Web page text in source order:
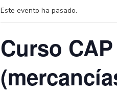
Este evento ha pasado.
Curso